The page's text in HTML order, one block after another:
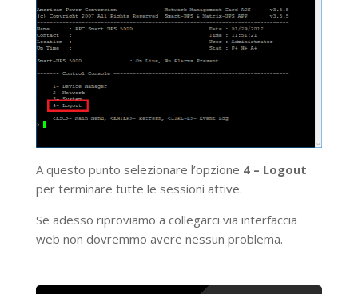
A questo punto selezionare l’opzione 4 – Logout
per terminare tutte le sessioni attive.
Se adesso riproviamo a collegarci via interfaccia
web non dovremmo avere nessun problema.